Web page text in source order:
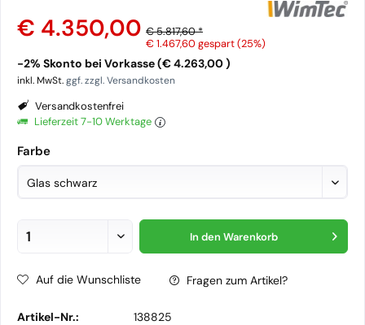
€ 4.350,00 € 5.817,60 *
€ 1.467,60gespart (25%)
-2% Skonto bei Vorkasse (€ 4.263,00 )
inkl. MwSt.ggf. zzgl. Versandkosten
Versandkostenfrei
Lieferzeit 7-10 Werktage
Farbe
In den Warenkorb
Auf die Wunschliste Fragen zum Artikel?
Artikel-Nr.:
138825